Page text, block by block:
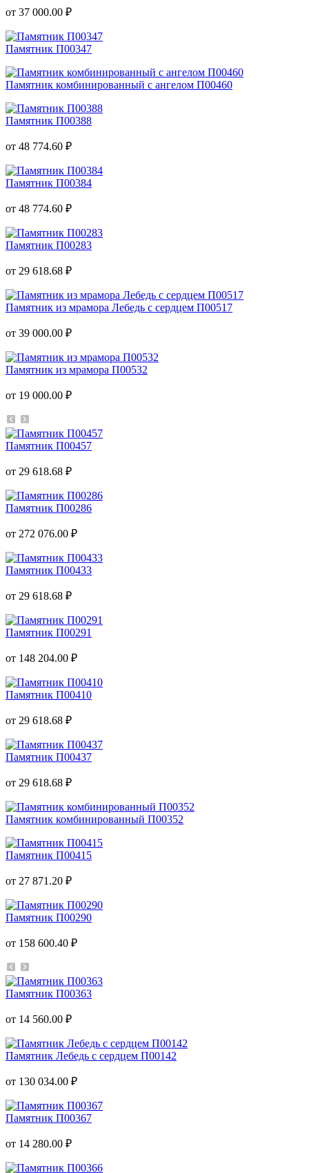
от 37 000.00 ₽
Памятник П00347
Памятник комбинированный с ангелом П00460
Памятник П00388
от 48 774.60 ₽
Памятник П00384
от 48 774.60 ₽
Памятник П00283
от 29 618.68 ₽
Памятник из мрамора Лебедь с сердцем П00517
от 39 000.00 ₽
Памятник из мрамора П00532
от 19 000.00 ₽
Памятник П00457
от 29 618.68 ₽
Памятник П00286
от 272 076.00 ₽
Памятник П00433
от 29 618.68 ₽
Памятник П00291
от 148 204.00 ₽
Памятник П00410
от 29 618.68 ₽
Памятник П00437
от 29 618.68 ₽
Памятник комбинированный П00352
Памятник П00415
от 27 871.20 ₽
Памятник П00290
от 158 600.40 ₽
Памятник П00363
от 14 560.00 ₽
Памятник Лебедь с сердцем П00142
от 130 034.00 ₽
Памятник П00367
от 14 280.00 ₽